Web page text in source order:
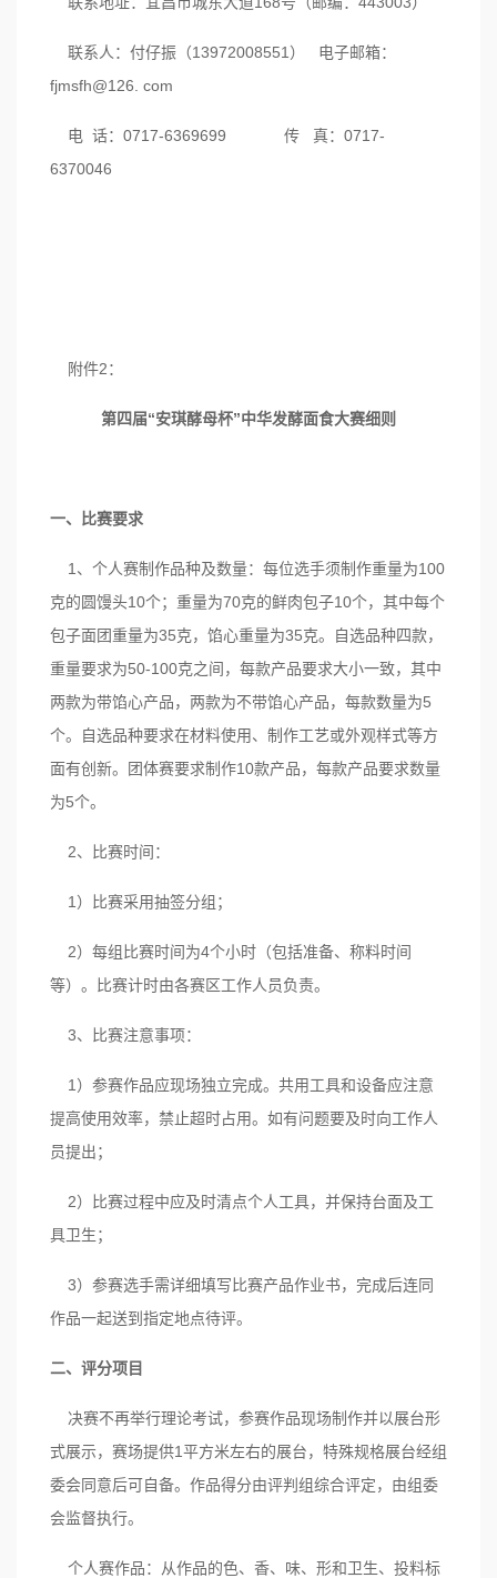
联系人：付仔振（13972008551） 电子邮箱：
fjmsfh@126. com
电 话：0717-6369699 传 真：0717-
6370046
附件2：
第四届“安琪酵母杯”中华发酵面食大赛细则
一、比赛要求
1、个人赛制作品种及数量：每位选手须制作重量为100
克的圆馒头10个；重量为70克的鲜肉包子10个，其中每个
包子面团重量为35克，馅心重量为35克。自选品种四款，
重量要求为50-100克之间，每款产品要求大小一致，其中
两款为带馅心产品，两款为不带馅心产品，每款数量为5
个。自选品种要求在材料使用、制作工艺或外观样式等方
面有创新。团体赛要求制作10款产品，每款产品要求数量
为5个。
2、比赛时间：
1）比赛采用抽签分组；
2）每组比赛时间为4个小时（包括准备、称料时间
等）。比赛计时由各赛区工作人员负责。
3、比赛注意事项：
1）参赛作品应现场独立完成。共用工具和设备应注意
提高使用效率，禁止超时占用。如有问题要及时向工作人
员提出；
2）比赛过程中应及时清点个人工具，并保持台面及工
具卫生；
3）参赛选手需详细填写比赛产品作业书，完成后连同
作品一起送到指定地点待评。
二、评分项目
决赛不再举行理论考试，参赛作品现场制作并以展台形
式展示，赛场提供1平方米左右的展台，特殊规格展台经组
委会同意后可自备。作品得分由评判组综合评定，由组委
会监督执行。
个人赛作品：从作品的色、香、味、形和卫生、投料标